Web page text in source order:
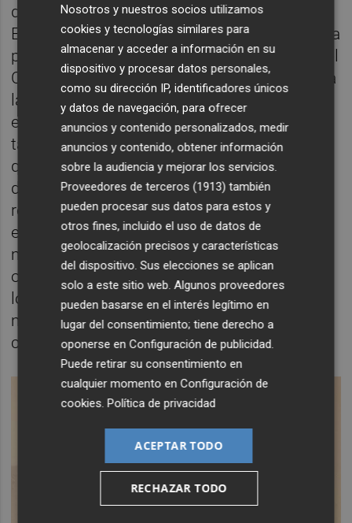
de transporte de la época, cruzar media
Europa. Me admira su capacidad diplomática
para resolver una cuestión tan grave como el
Cisma. Y por encima de todo me impresiona
la grandeza que tuvieron los franceses para,
en plena Guerra de los Cien Años y teniendo
tan cerca la masacre de Azincourt, permitir
que se votara por "naciones", dando un peso
desproporcionado a la escasa
representación inglesa, y que no naufragara
el proceso. Me gustaría recordar que la
masacre a la que hago referencia data de
octubre de 1415, en pleno concilio, donde
los ingleses mataron de mala manera a seis
mil franceses. Hay que tenerlo muy en
cuenta.
Nosotros y nuestros socios utilizamos
cookies y tecnologías similares para
almacenar y acceder a información en su
dispositivo y procesar datos personales,
como su dirección IP, identificadores únicos
y datos de navegación, para ofrecer
anuncios y contenido personalizados, medir
anuncios y contenido, obtener información
sobre la audiencia y mejorar los servicios.
Proveedores de terceros (1913) también
pueden procesar sus datos para estos y
otros fines, incluido el uso de datos de
geolocalización precisos y características
del dispositivo. Sus elecciones se aplican
solo a este sitio web. Algunos proveedores
pueden basarse en el interés legítimo en
lugar del consentimiento; tiene derecho a
oponerse enConfiguración de publicidad.
Puede retirar su consentimiento en
cualquier momento enConfiguración de
cookies.Política de privacidad
ACEPTAR TODO
RECHAZAR TODO